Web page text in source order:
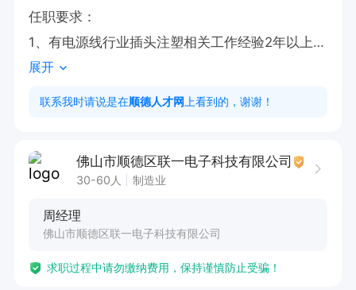
任职要求：
1、有电源线行业插头注塑相关工作经验2年以上；
2、40岁以下；
3、有较好品质意识，基本生产管理方法；
1、薪资构成：固定薪资+绩效+加班补贴+福利津
2、全勤、工龄工资；
4、社保；
展开
联系我时请说是在顺德人才网 上看到的，谢谢！
佛山市顺德区联一电子科技有限公司
30-60人 制造业
周经理
佛山市顺德区联一电子科技有限公司
求职过程中请勿缴纳费用，保持谨慎防止受骗！